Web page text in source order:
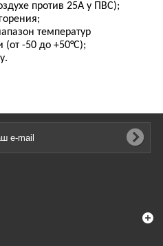
против 25А у ПВС);
температур
(от -50 до +50°C);